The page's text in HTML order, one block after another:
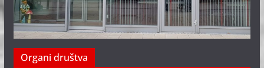
Organi društva